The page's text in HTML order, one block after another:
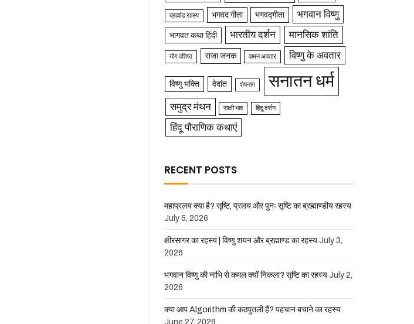
ब्रह्मांड रहस्य भगवद गीता भगवद्गीता भगवान विष्णु
भागवत कथा हिंदी भारतीय दर्शन मानसिक शांति
योग वशिष्ठ राजा जनक वामन अवतार विष्णु के अवतार
विष्णु भक्ति वेदांत शेषनाग सनातन धर्म
समुद्र मंथन साक्षी भाव हिंदू दर्शन
हिंदू पौराणिक कथाएं
RECENT POSTS
महाप्रलय क्या है? सृष्टि, प्रलय और पुनः सृष्टि का ब्रह्माण्डीय रहस्य
July 5, 2026
क्षीरसागर का रहस्य | विष्णु शयन और ब्रह्माण्ड का रहस्य July 3,
2026
भगवान विष्णु की नाभि से कमल क्यों निकला? सृष्टि का रहस्य July 2,
2026
क्या आप Algorithm की कठपुतली हैं? पहचान बचाने का रहस्य
June 27, 2026